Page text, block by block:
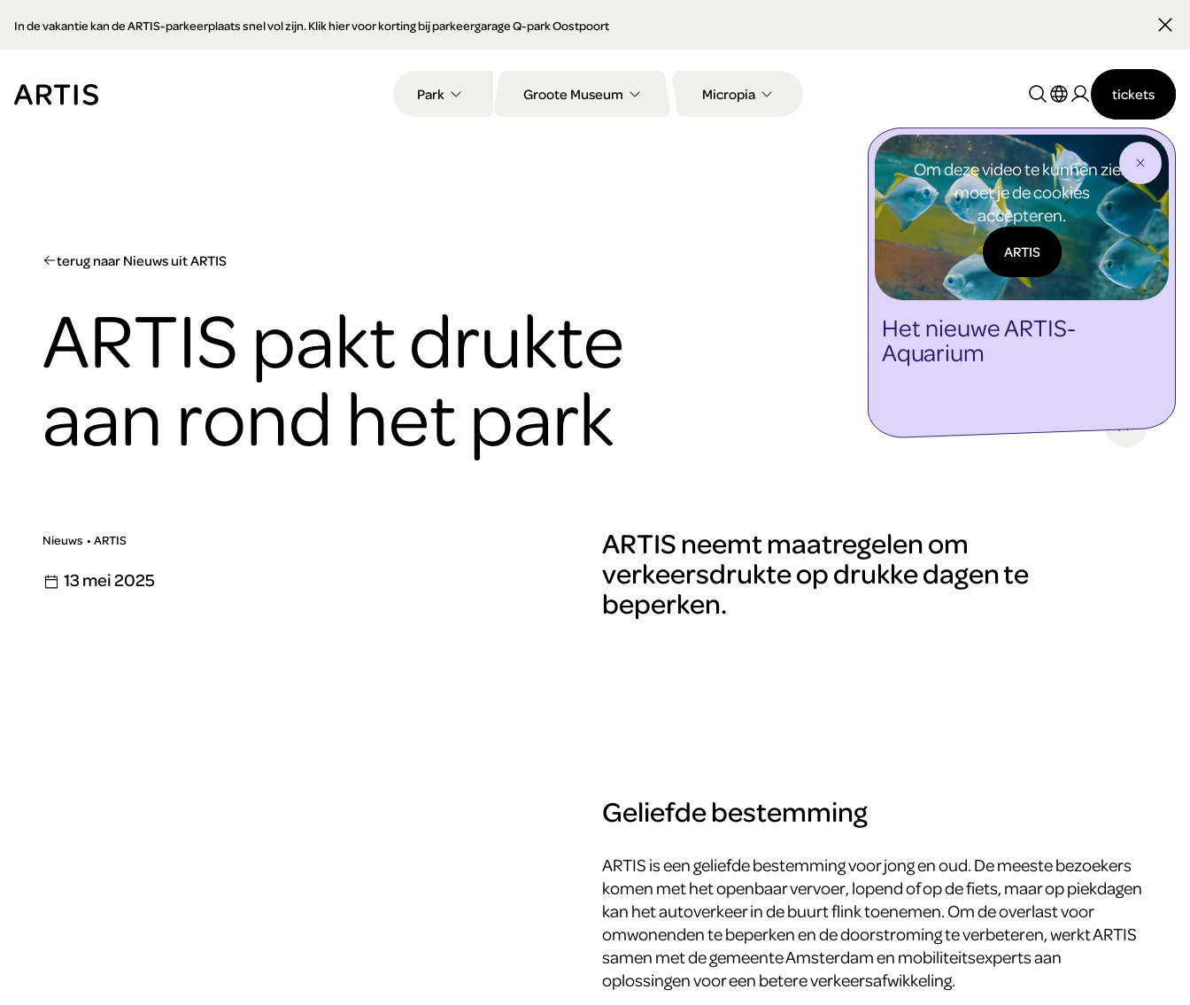
Ga naar
zoeken
In de vakantie kan de ARTIS-parkeerplaats snel vol zijn. Klik hier voor korting bij parkeergarage Q-park Oostpoort
Park Groote Museum Micropia tickets
terug naar Nieuws uit ARTIS
ARTIS pakt drukte
aan rond het park
Nieuws ARTIS
13 mei 2025
ARTIS neemt maatregelen om
verkeersdrukte op drukke dagen te
beperken.
Geliefde bestemming
ARTIS is een geliefde bestemming voor jong en oud. De meeste bezoekers
komen met het openbaar vervoer, lopend of op de fiets, maar op piekdagen
kan het autoverkeer in de buurt flink toenemen. Om de overlast voor
omwonenden te beperken en de doorstroming te verbeteren, werkt ARTIS
samen met de gemeente Amsterdam en mobiliteitsexperts aan
oplossingen voor een betere verkeersafwikkeling.
Om deze video te kunnen zien
moet je de cookies
accepteren.
ARTIS
Het nieuwe ARTIS-
Aquarium